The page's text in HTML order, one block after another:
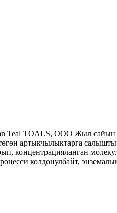
Teal TOALS, ООО Жыл сайын
артыкчылыктарга
концентрацияланган
колдонулбайт,